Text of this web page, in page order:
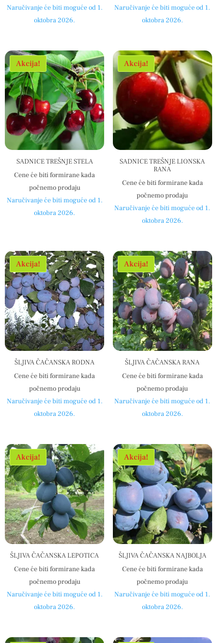
Naručivanje će biti moguće od 1.
oktobra 2026.
Naručivanje će biti moguće od 1.
oktobra 2026.
Akcija!
SADNICE TREŠNJE STELA
Cene će biti formirane kada
počnemo prodaju
Naručivanje će biti moguće od 1.
oktobra 2026.
Akcija!
SADNICE TREŠNJE LIONSKA
RANA
Cene će biti formirane kada
počnemo prodaju
Naručivanje će biti moguće od 1.
oktobra 2026.
Akcija!
ŠLJIVA ČAČANSKA RODNA
Cene će biti formirane kada
počnemo prodaju
Naručivanje će biti moguće od 1.
oktobra 2026.
Akcija!
ŠLJIVA ČAČANSKA RANA
Cene će biti formirane kada
počnemo prodaju
Naručivanje će biti moguće od 1.
oktobra 2026.
Akcija!
ŠLJIVA ČAČANSKA LEPOTICA
Cene će biti formirane kada
počnemo prodaju
Naručivanje će biti moguće od 1.
oktobra 2026.
Akcija!
ŠLJIVA ČAČANSKA NAJBOLJA
Cene će biti formirane kada
počnemo prodaju
Naručivanje će biti moguće od 1.
oktobra 2026.